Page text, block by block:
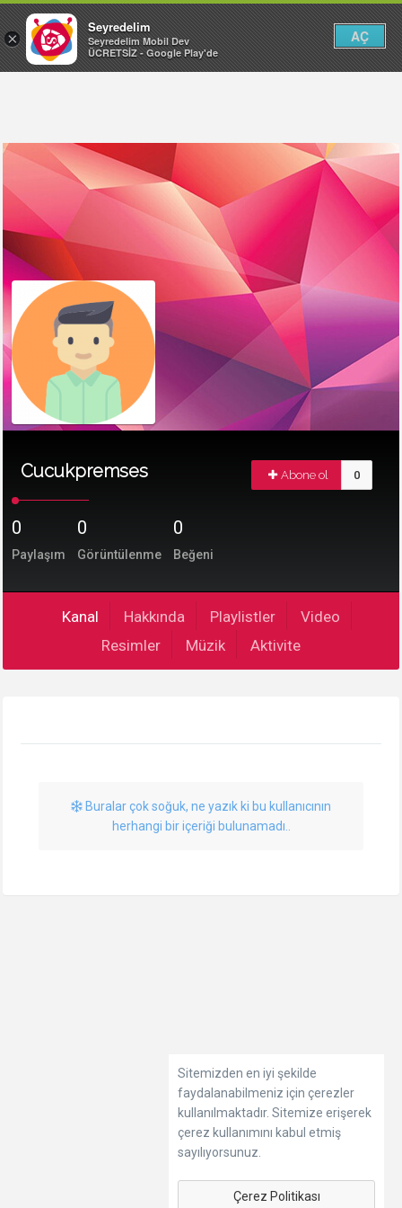
Cucukpremses Abone ol 0
0
Paylaşım
0
Görüntülenme
0
Beğeni
Kanal Hakkında Playlistler
Video
Resimler
Müzik Aktivite
Buralar çok soğuk, ne yazık ki bu kullanıcının
herhangi bir içeriği bulunamadı..
Sitemizden en iyi şekilde
faydalanabilmeniz için çerezler
kullanılmaktadır. Sitemize erişerek
çerez kullanımını kabul etmiş
sayılıyorsunuz.
Çerez Politikası
×
Seyredelim
Seyredelim Mobil Dev
ÜCRETSİZ - Google Play'de
AÇ